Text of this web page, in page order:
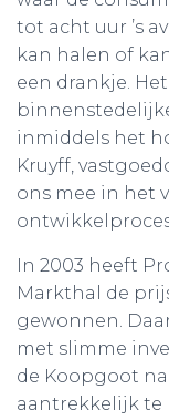
tot acht uur ’s
kan halen of
een drankje.
inmiddels het
Kruyff,
ons mee in het
In 2003 heeft
Markthal de
gewonnen.
met slimme
de Koopgoot
aantrekkelijk te